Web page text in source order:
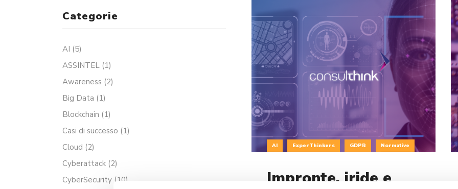
AI ExperThinkers GDPR Normative
Impronte, iride e
Categorie
AI (5)
ASSINTEL (1)
Awareness (2)
Big Data (1)
Blockchain (1)
Casi di successo (1)
Cloud (2)
Cyberattack (2)
CyberSecurity (10)